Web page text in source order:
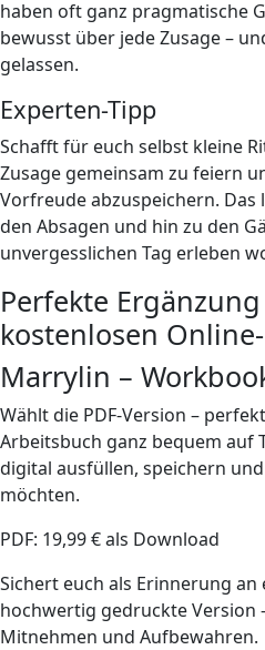
haben oft ganz pragmatische
bewusst über jede Zusage –
gelassen.
Experten-Tipp
Schafft für euch selbst kleine
Zusage gemeinsam zu feiern
Vorfreude abzuspeichern. Das
den Absagen und hin zu den
unvergesslichen Tag erleben
Perfekte
kostenlosen
Marrylin –
Wählt die PDF-Version –
Arbeitsbuch ganz bequem auf
digital ausfüllen, speichern
möchten.
PDF: 19,99 € als Download
Sichert euch als Erinnerung an
hochwertig gedruckte Version
Mitnehmen und Aufbewahren.